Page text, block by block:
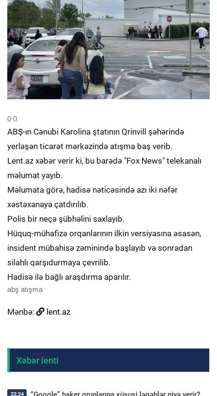
0 0
ABŞ-ın Cənubi Karolina ştatının Qrinvill şəhərində
yerləşən ticarət mərkəzində atışma baş verib.
Lent.az xəbər verir ki, bu barədə "Fox News" telekanalı
məlumat yayıb.
Məlumata görə, hadisə nəticəsində azı iki nəfər
xəstəxanaya çatdırılıb.
Polis bir neçə şübhəlini saxlayıb.
Hüquq-mühafizə orqanlarının ilkin versiyasına əsasən,
insident mübahisə zəminində başlayıb və sonradan
silahlı qarşıdurmaya çevrilib.
Hadisə ilə bağlı araşdırma aparılır.
abş atışma
Mənbə: lent.az
Xəbər lenti
22:24